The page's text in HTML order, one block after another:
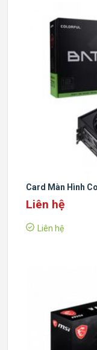
Card Màn Hình
Liên hệ
Liên hệ